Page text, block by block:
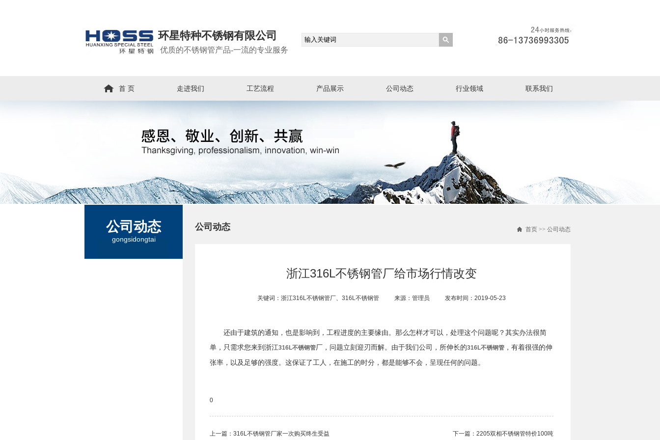
环星特种不锈钢有限公司
优质的不锈钢管产品-一流的专业服务
首 页 走进我们 工艺流程 产品展示 公司动态 行业领域 联系我们
公司动态
gongsidongtai
公司动态 首页 >> 公司动态
浙江316L不锈钢管​厂给市场行情改变
关键词：浙江316L不锈钢管​厂、316L不锈钢管 来源：管理员 发布时间：2019-05-23
还由于建筑的通知，也是影响到，工程进度的主要缘由。那么怎样才可以，处理这个问题呢？其实办法很简
单，只需求您来到浙江316L不锈钢管厂，问题立刻迎刃而解。由于我们公司，所伸长的316L不锈钢管 ，有着很强的伸
张率，以及足够的强度。这保证了工人，在施工的时分，都是能够不会，呈现任何的问题。
0
上一篇： 316L不锈钢管​厂家一次购买终生受益 下一篇： 2205双相不锈钢管​特价100吨